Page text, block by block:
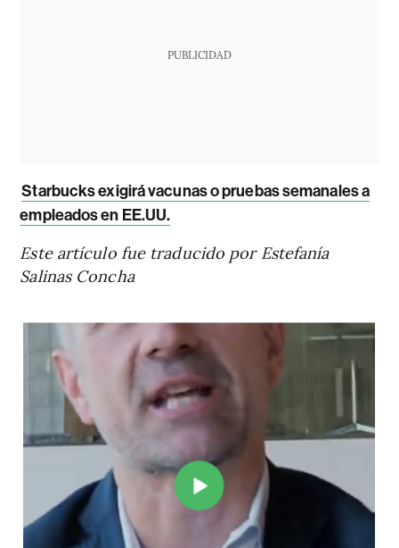
PUBLICIDAD
Starbucks exigirá vacunas o pruebas semanales a
empleados en EE.UU.
Este artículo fue traducido por Estefanía
Salinas Concha